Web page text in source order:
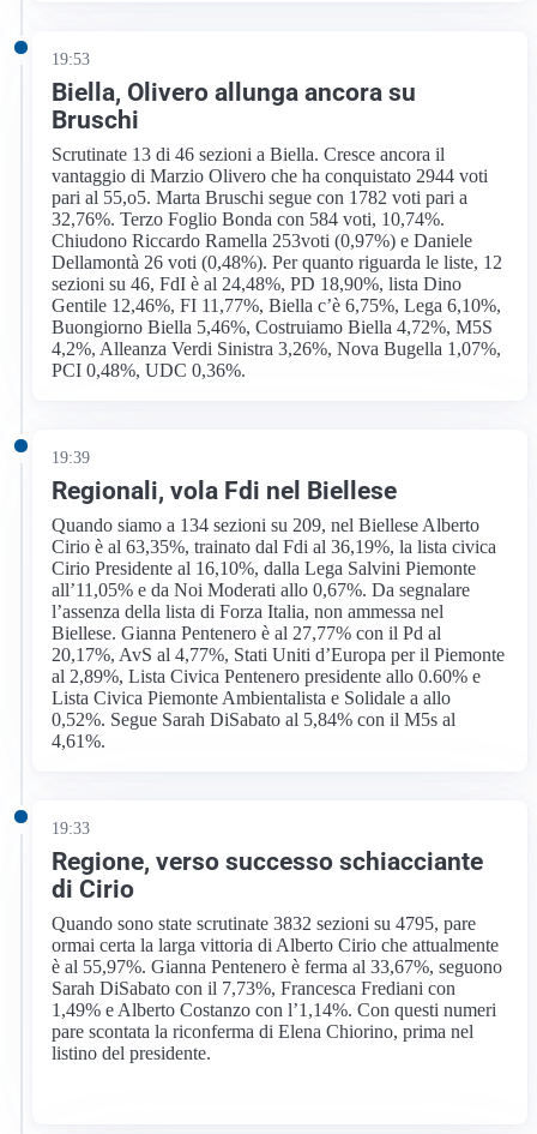
19:53
Biella, Olivero allunga ancora su
Bruschi
Scrutinate 13 di 46 sezioni a Biella. Cresce ancora il
vantaggio di Marzio Olivero che ha conquistato 2944 voti
pari al 55,o5. Marta Bruschi segue con 1782 voti pari a
32,76%. Terzo Foglio Bonda con 584 voti, 10,74%.
Chiudono Riccardo Ramella 253voti (0,97%) e Daniele
Dellamontà 26 voti (0,48%). Per quanto riguarda le liste, 12
sezioni su 46, FdI è al 24,48%, PD 18,90%, lista Dino
Gentile 12,46%, FI 11,77%, Biella c’è 6,75%, Lega 6,10%,
Buongiorno Biella 5,46%, Costruiamo Biella 4,72%, M5S
4,2%, Alleanza Verdi Sinistra 3,26%, Nova Bugella 1,07%,
PCI 0,48%, UDC 0,36%.
19:39
Regionali, vola Fdi nel Biellese
Quando siamo a 134 sezioni su 209, nel Biellese Alberto
Cirio è al 63,35%, trainato dal Fdi al 36,19%, la lista civica
Cirio Presidente al 16,10%, dalla Lega Salvini Piemonte
all’11,05% e da Noi Moderati allo 0,67%. Da segnalare
l’assenza della lista di Forza Italia, non ammessa nel
Biellese. Gianna Pentenero è al 27,77% con il Pd al
20,17%, AvS al 4,77%, Stati Uniti d’Europa per il Piemonte
al 2,89%, Lista Civica Pentenero presidente allo 0.60% e
Lista Civica Piemonte Ambientalista e Solidale a allo
0,52%. Segue Sarah DiSabato al 5,84% con il M5s al
4,61%.
19:33
Regione, verso successo schiacciante
di Cirio
Quando sono state scrutinate 3832 sezioni su 4795, pare
ormai certa la larga vittoria di Alberto Cirio che attualmente
è al 55,97%. Gianna Pentenero è ferma al 33,67%, seguono
Sarah DiSabato con il 7,73%, Francesca Frediani con
1,49% e Alberto Costanzo con l’1,14%. Con questi numeri
pare scontata la riconferma di Elena Chiorino, prima nel
listino del presidente.